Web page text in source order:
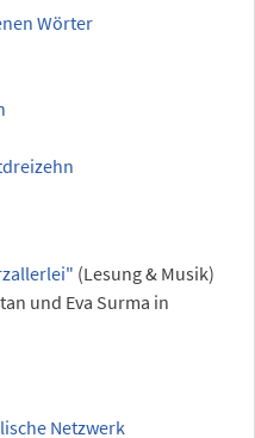
Wörter
(Lesung & Musik)
und Eva Surma in
Netzwerk